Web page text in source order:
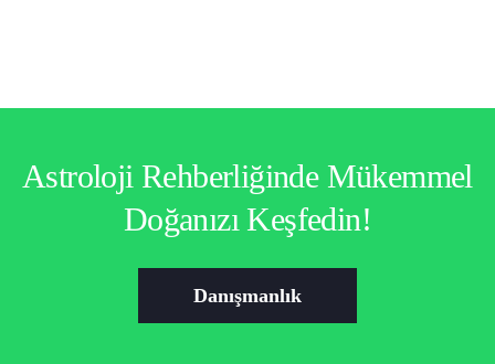
Astroloji Rehberliğinde Mükemmel
Doğanızı Keşfedin!
Danışmanlık